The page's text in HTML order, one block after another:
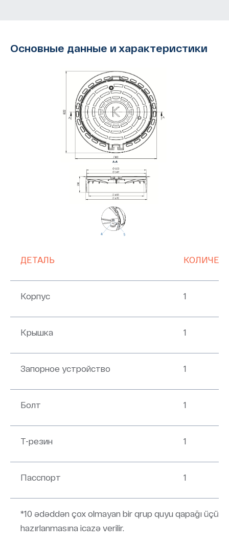
Основные данные и характеристики
ДЕТАЛЬ
Корпус 1
Крышка 1
Запорное устройство 1
Болт 1
T-резин 1
Пасспорт 1
*10 ədəddən çox olmayan bir qrup quyu qapağı üçün
hazırlanmasına icazə verilir.